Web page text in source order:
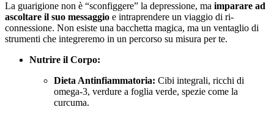
La guarigione non è “sconfiggere” la depressione, ma imparare ad
ascoltare il suo messaggio e intraprendere un viaggio di ri-
connessione. Non esiste una bacchetta magica, ma un ventaglio di
strumenti che integreremo in un percorso su misura per te.
Nutrire il Corpo:
Dieta Antinfiammatoria: Cibi integrali, ricchi di
omega-3, verdure a foglia verde, spezie come la
curcuma.